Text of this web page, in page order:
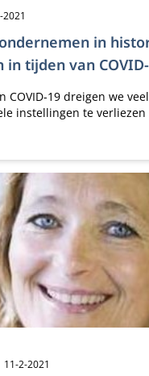
in
in tijden van
2021
COVID-19 dreigen we
instellingen te verliezen
Publicatiedatum:
11-2-2021